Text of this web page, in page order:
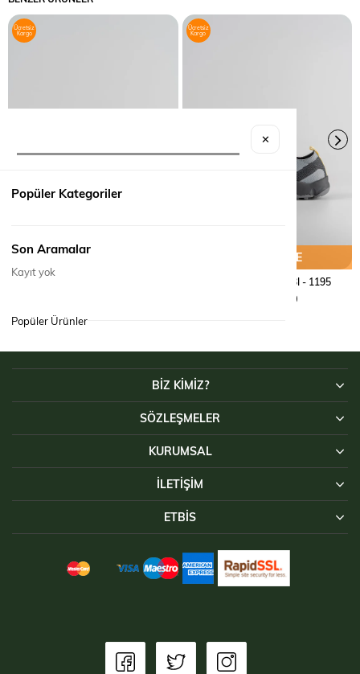
SEPETE EKLE
TREKKING AYAKKABI - 1196
Ücretsiz
Kargo
SEPETE EKLE
TREKKING AYAKKABI - 1195
₺3.590,00
Ücretsiz
Kargo
BİZ KİMİZ?
SÖZLEŞMELER
KURUMSAL
İLETIŞIM
ETBİS
✕
Popüler Kategoriler
Son Aramalar
Kayıt yok
Popüler Ürünler